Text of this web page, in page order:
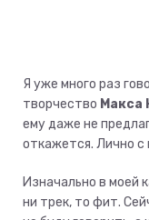
Я уже много раз
творчество Макса
ему даже не
откажется. Лично с
Изначально в моей
ни трек, то фит.